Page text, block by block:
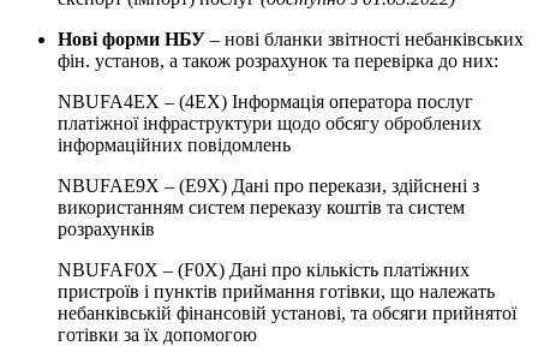
Нові форми НБУ – нові бланки звітності небанківських
фін. установ, а також розрахунок та перевірка до них:
NBUFA4EX – (4EX) Інформація оператора послуг
платіжної інфраструктури щодо обсягу оброблених
інформаційних повідомлень
NBUFAE9X – (E9X) Дані про перекази, здійснені з
використанням систем переказу коштів та систем
розрахунків
NBUFAF0X – (F0X) Дані про кількість платіжних
пристроїв і пунктів приймання готівки, що належать
небанківській фінансовій установі, та обсяги прийнятої
готівки за їх допомогою